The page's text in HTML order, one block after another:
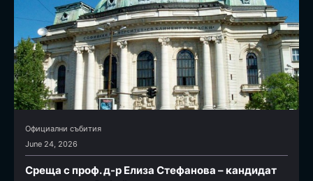
Официални събития
June 24, 2026
Среща с проф. д-р Елиза Стефанова – кандидат